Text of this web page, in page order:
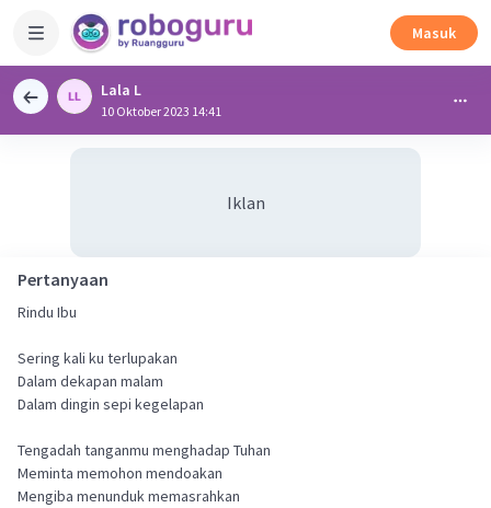
Masuk
Lala L
10 Oktober 2023 14:41
Iklan
Pertanyaan
Rindu Ibu
Sering kali ku terlupakan
Dalam dekapan malam
Dalam dingin sepi kegelapan
Tengadah tanganmu menghadap Tuhan
Meminta memohon mendoakan
Mengiba menunduk memasrahkan